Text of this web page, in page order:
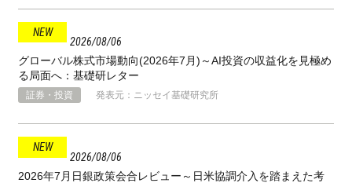
2026 08 06
グローバル株式市場動向(2026年7月)～AI投資の収益化を見極め
る局面へ：基礎研レター
証券・投資 発表元：ニッセイ基礎研究所
2026 08 06
2026年7月日銀政策会合レビュー～日米協調介入を踏まえた考